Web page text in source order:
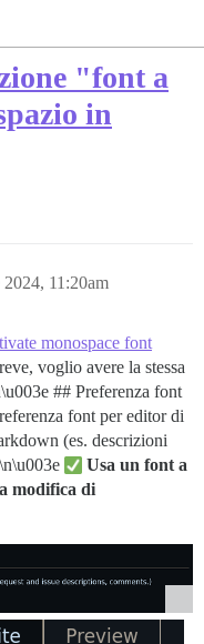
"font a
in
2024, 11:20am
monospace font
voglio avere la stessa
## Preferenza font
font per editor di
(es. descrizioni
Usa un font a
modifica di